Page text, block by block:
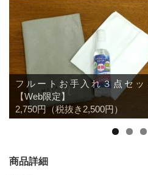
フルートお手入れ３点セッ
【Web限定】
2,750円（税抜き2,500円）
商品詳細